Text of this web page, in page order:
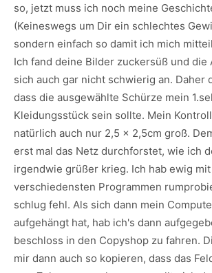
so, jetzt muss ich noch meine
(Keineswegs um Dir ein schlechtes
sondern einfach so damit ich mich
Ich fand deine Bilder zuckersüß und
sich auch gar nicht schwierig an. Daher
dass die ausgewählte Schürze mein
Kleidungsstück sein sollte. Mein
natürlich auch nur 2,5 x 2,5cm groß.
erst mal das Netz durchforstet, wie ich
irgendwie grüßer krieg. Ich hab ewig
verschiedensten Programmen
schlug fehl. Als sich dann mein
aufgehängt hat, hab ich's dann
beschloss in den Copyshop zu fahren.
mir dann auch so kopieren, dass das